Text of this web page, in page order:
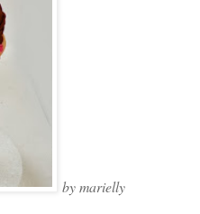
by marielly